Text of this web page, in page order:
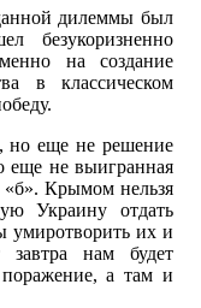
дилеммы был
на создание
в классическом
но еще не решение
еще не выигранная
«б». Крымом нельзя
Украину отдать
умиротворить их и
нам будет
поражение, а там и